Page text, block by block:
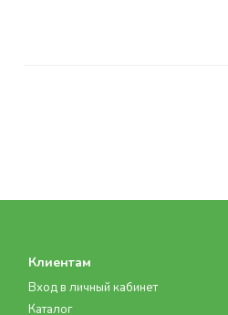
Клиентам
Вход в личный кабинет
Каталог